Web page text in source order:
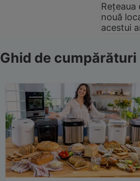
Rețeaua
nouă
acestui
Ghid de cumpărături